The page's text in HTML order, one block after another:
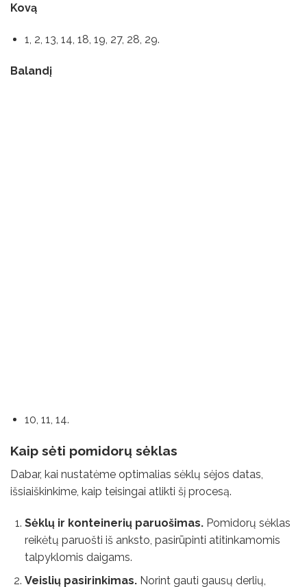
Kovą
1, 2, 13, 14, 18, 19, 27, 28, 29.
Balandį
10, 11, 14.
Kaip sėti pomidorų sėklas
Dabar, kai nustatėme optimalias sėklų sėjos datas,
išsiaiškinkime, kaip teisingai atlikti šį procesą.
Sėklų ir konteinerių paruošimas. Pomidorų sėklas
reikėtų paruošti iš anksto, pasirūpinti atitinkamomis
talpyklomis daigams.
Veislių pasirinkimas. Norint gauti gausų derlių,